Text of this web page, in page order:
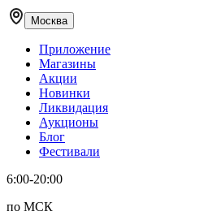
Москва
Приложение
Магазины
Акции
Новинки
Ликвидация
Аукционы
Блог
Фестивали
6:00-20:00
по МСК